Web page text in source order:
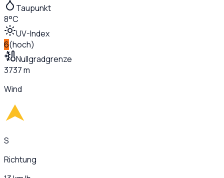
Taupunkt
8°C
UV-Index
6(hoch)
Nullgradgrenze
3737 m
Wind
S
Richtung